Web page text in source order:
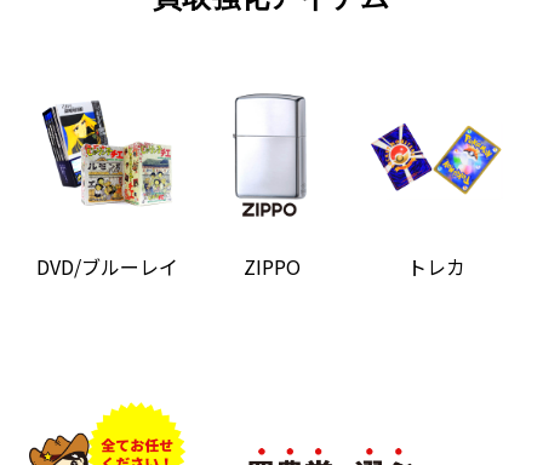
DVD/ブルーレイ ZIPPO トレカ